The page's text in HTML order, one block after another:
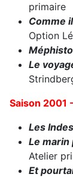
primaire
Comme
Option
Méphisto
Le
Saison 2001
Les
Le marin
Atelier
Et